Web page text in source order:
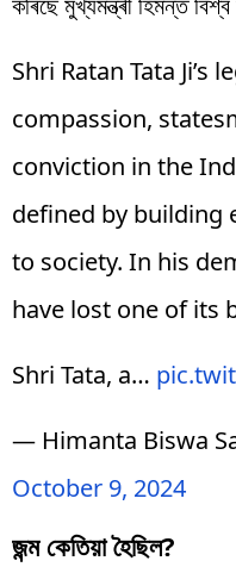
Shri Ratan Tata Ji’s
compassion,
conviction in the
defined by building
to society. In his
have lost one of its
Shri Tata, a…
— Himanta Biswa
October 9, 2024
জন্ম কেতিয়া হৈছিল?